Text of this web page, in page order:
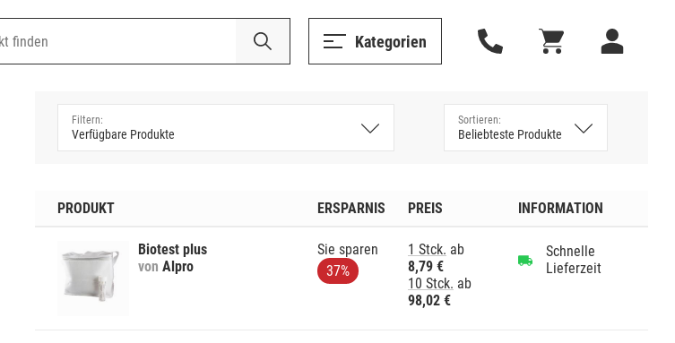
Kategorien
PRODUKT ERSPARNIS PREIS INFORMATION
Biotest plus
von Alpro
Sie sparen
37%
1 Stck. ab
8,79 €
10 Stck. ab
98,02 €
Schnelle
Lieferzeit